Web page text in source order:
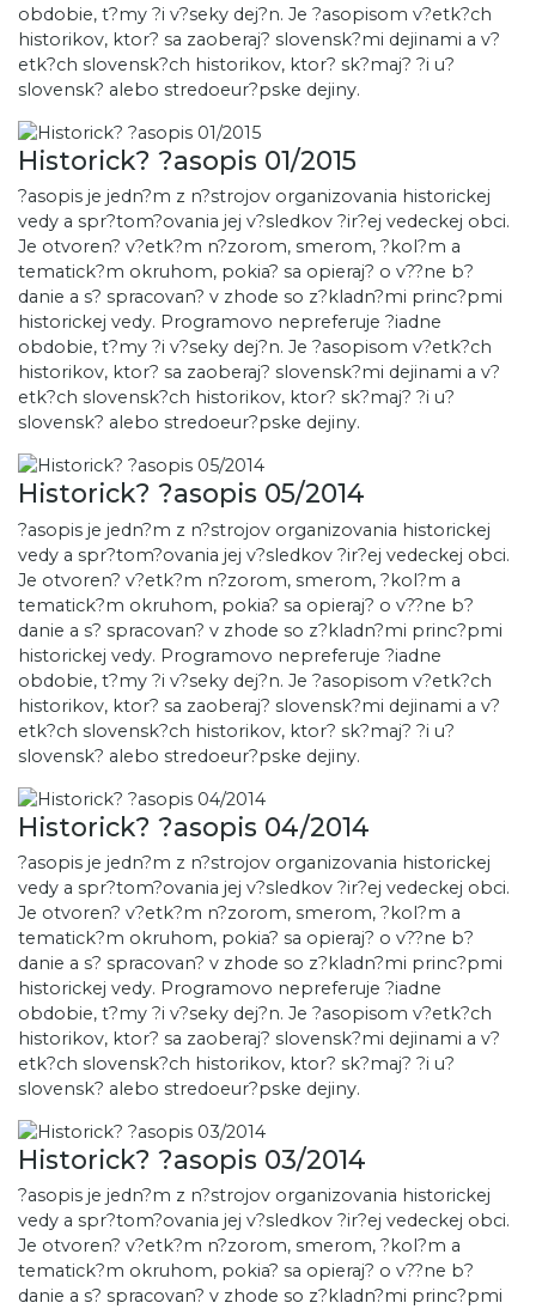
obdobie, t?my ?i v?seky dej?n. Je ?asopisom v?etk?ch
historikov, ktor? sa zaoberaj? slovensk?mi dejinami a v?
etk?ch slovensk?ch historikov, ktor? sk?maj? ?i u?
slovensk? alebo stredoeur?pske dejiny.
Historick? ?asopis 01/2015
?asopis je jedn?m z n?strojov organizovania historickej
vedy a spr?tom?ovania jej v?sledkov ?ir?ej vedeckej obci.
Je otvoren? v?etk?m n?zorom, smerom, ?kol?m a
tematick?m okruhom, pokia? sa opieraj? o v??ne b?
danie a s? spracovan? v zhode so z?kladn?mi princ?pmi
historickej vedy. Programovo nepreferuje ?iadne
obdobie, t?my ?i v?seky dej?n. Je ?asopisom v?etk?ch
historikov, ktor? sa zaoberaj? slovensk?mi dejinami a v?
etk?ch slovensk?ch historikov, ktor? sk?maj? ?i u?
slovensk? alebo stredoeur?pske dejiny.
Historick? ?asopis 05/2014
?asopis je jedn?m z n?strojov organizovania historickej
vedy a spr?tom?ovania jej v?sledkov ?ir?ej vedeckej obci.
Je otvoren? v?etk?m n?zorom, smerom, ?kol?m a
tematick?m okruhom, pokia? sa opieraj? o v??ne b?
danie a s? spracovan? v zhode so z?kladn?mi princ?pmi
historickej vedy. Programovo nepreferuje ?iadne
obdobie, t?my ?i v?seky dej?n. Je ?asopisom v?etk?ch
historikov, ktor? sa zaoberaj? slovensk?mi dejinami a v?
etk?ch slovensk?ch historikov, ktor? sk?maj? ?i u?
slovensk? alebo stredoeur?pske dejiny.
Historick? ?asopis 04/2014
?asopis je jedn?m z n?strojov organizovania historickej
vedy a spr?tom?ovania jej v?sledkov ?ir?ej vedeckej obci.
Je otvoren? v?etk?m n?zorom, smerom, ?kol?m a
tematick?m okruhom, pokia? sa opieraj? o v??ne b?
danie a s? spracovan? v zhode so z?kladn?mi princ?pmi
historickej vedy. Programovo nepreferuje ?iadne
obdobie, t?my ?i v?seky dej?n. Je ?asopisom v?etk?ch
historikov, ktor? sa zaoberaj? slovensk?mi dejinami a v?
etk?ch slovensk?ch historikov, ktor? sk?maj? ?i u?
slovensk? alebo stredoeur?pske dejiny.
Historick? ?asopis 03/2014
?asopis je jedn?m z n?strojov organizovania historickej
vedy a spr?tom?ovania jej v?sledkov ?ir?ej vedeckej obci.
Je otvoren? v?etk?m n?zorom, smerom, ?kol?m a
tematick?m okruhom, pokia? sa opieraj? o v??ne b?
danie a s? spracovan? v zhode so z?kladn?mi princ?pmi